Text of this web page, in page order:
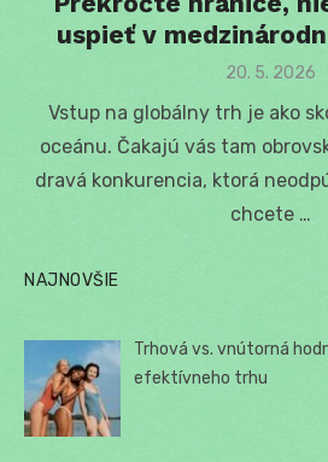
uspieť v
Posted
20. 5. 2026
Vstup na globálny trh je ako
oceánu. Čakajú vás tam
dravá konkurencia, ktorá
chcete …
NAJNOVŠIE
Trhová vs. vnútorná
efektívneho trhu